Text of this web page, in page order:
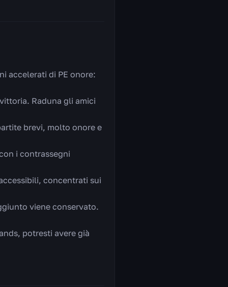
accelerati di PE onore:
Raduna gli amici
brevi, molto onore e
i contrassegni
concentrati sui
viene conservato.
potresti avere già